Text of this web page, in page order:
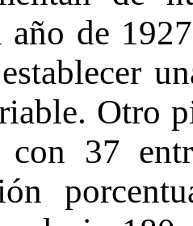
año de
Otro
37